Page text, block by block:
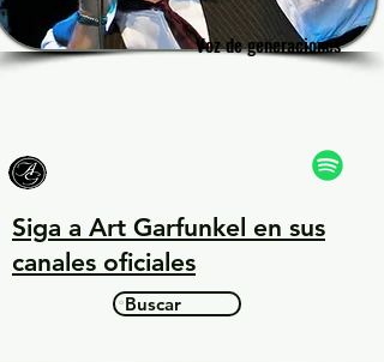
Voz de generaciones
Voz de generaciones
Buscar
Siga a Art Garfunkel en sus
canales oficiales